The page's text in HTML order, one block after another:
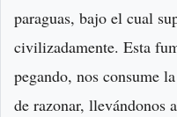
paraguas, bajo el cual
civilizadamente. Esta
pegando, nos consume
de razonar, llevándonos